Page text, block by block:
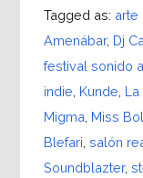
Tagged as: arte
Amenábar, Dj
festival sonido
indie Kunde La
Migma Miss
Blefari salón
Soundblazter,